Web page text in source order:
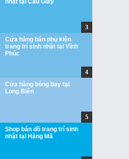
nhật tại Cầu Giấy
Cửa hàng bán phụ kiện
trang trí sinh nhật tại Vĩnh
Phúc
Cửa hàng bóng bay tại
Long Biên
Shop bán đồ trang trí sinh
nhật tại Hàng Mã